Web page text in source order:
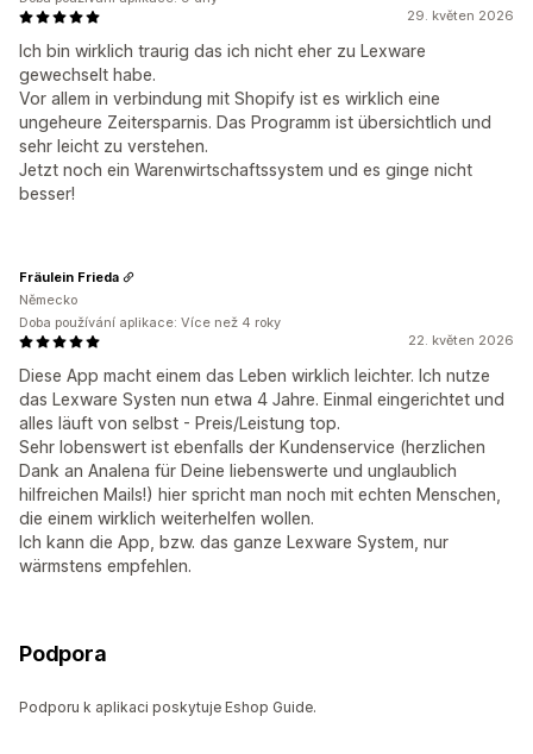
29. květen 2026
Ich bin wirklich traurig das ich nicht eher zu Lexware
gewechselt habe.
Vor allem in verbindung mit Shopify ist es wirklich eine
ungeheure Zeitersparnis. Das Programm ist übersichtlich und
sehr leicht zu verstehen.
Jetzt noch ein Warenwirtschaftssystem und es ginge nicht
besser!
22. květen 2026
Diese App macht einem das Leben wirklich leichter. Ich nutze
das Lexware Systen nun etwa 4 Jahre. Einmal eingerichtet und
alles läuft von selbst - Preis/Leistung top.
Sehr lobenswert ist ebenfalls der Kundenservice (herzlichen
Dank an Analena für Deine liebenswerte und unglaublich
hilfreichen Mails!) hier spricht man noch mit echten Menschen,
die einem wirklich weiterhelfen wollen.
Ich kann die App, bzw. das ganze Lexware System, nur
wärmstens empfehlen.
Fräulein Frieda
Německo
Doba používání aplikace: Více než 4 roky
Podpora
Podporu k aplikaci poskytuje Eshop Guide.